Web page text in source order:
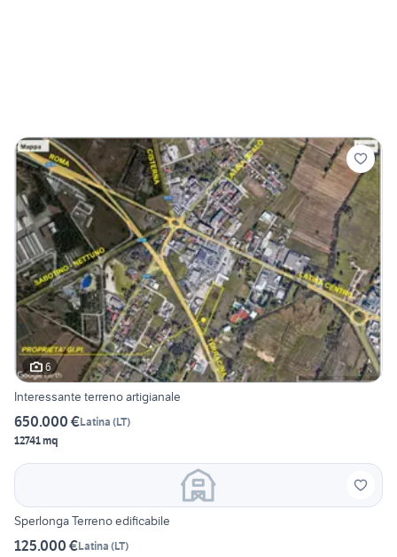
6
Interessante terreno artigianale
650.000 €Latina (LT)
12741 mq
Sperlonga Terreno edificabile
125.000 €Latina (LT)